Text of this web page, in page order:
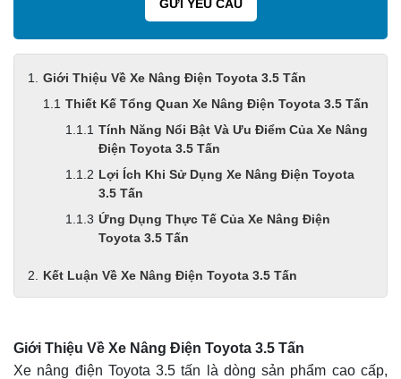
Giới Thiệu Về Xe Nâng Điện Toyota 3.5 Tấn
Thiết Kế Tổng Quan Xe Nâng Điện Toyota 3.5 Tấn
Tính Năng Nổi Bật Và Ưu Điểm Của Xe Nâng
Điện Toyota 3.5 Tấn
Lợi Ích Khi Sử Dụng Xe Nâng Điện Toyota
3.5 Tấn
Ứng Dụng Thực Tế Của Xe Nâng Điện
Toyota 3.5 Tấn
Kết Luận Về Xe Nâng Điện Toyota 3.5 Tấn
Giới Thiệu Về Xe Nâng Điện Toyota 3.5 Tấn
Xe nâng điện Toyota 3.5 tấn là dòng sản phẩm cao cấp,